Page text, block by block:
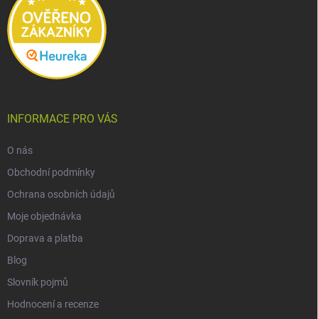
INFORMACE PRO VÁS
O nás
Obchodní podmínky
Ochrana osobních údajů
Moje objednávka
Doprava a platba
Blog
Slovník pojmů
Hodnocení a recenze